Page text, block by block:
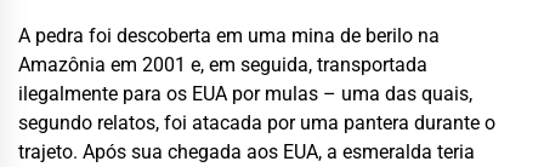
A pedra foi descoberta em uma mina de berilo na
Amazônia em 2001 e, em seguida, transportada
ilegalmente para os EUA por mulas – uma das quais,
segundo relatos, foi atacada por uma pantera durante o
trajeto. Após sua chegada aos EUA, a esmeralda teria